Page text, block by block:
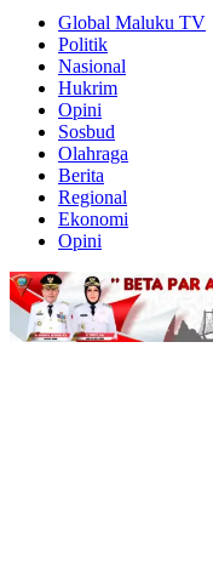
Global Maluku TV
Politik
Nasional
Hukrim
Opini
Sosbud
Olahraga
Berita
Regional
Ekonomi
Opini